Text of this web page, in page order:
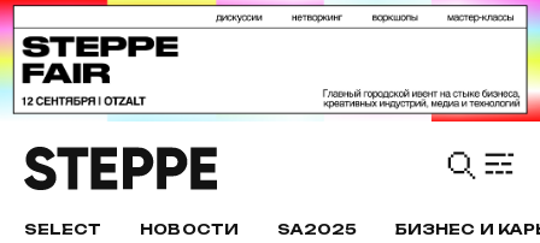
SELECT НОВОСТИ SA2025 БИЗНЕС И